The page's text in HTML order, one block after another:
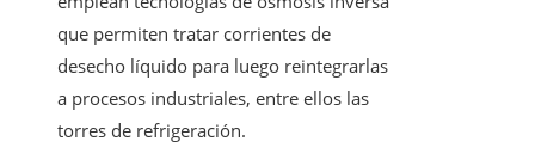
que permiten tratar corrientes de
desecho líquido para luego reintegrarlas
a procesos industriales, entre ellos las
torres de refrigeración.